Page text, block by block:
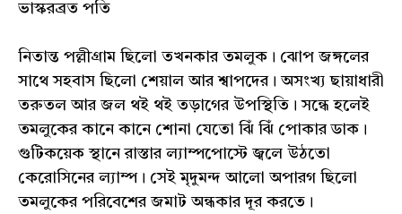
ভাস্করব্রত পতি
নিতান্ত পল্লীগ্রাম ছিলো তখনকার তমলুক। ঝোপ জঙ্গলের
সাথে সহবাস ছিলো শেয়াল আর শ্বাপদের। অসংখ্য ছায়াধারী
তরুতল আর জল থই থই তড়াগের উপস্থিতি। সন্ধে হলেই
তমলুকের কানে কানে শোনা যেতো ঝিঁ ঝিঁ পোকার ডাক।
গুটিকয়েক স্থানে রাস্তার ল্যাম্পপোস্টে জ্বলে উঠতো
কেরোসিনের ল্যাম্প। সেই মৃদুমন্দ আলো অপারগ ছিলো
তমলুকের পরিবেশের জমাট অন্ধকার দূর করতে।